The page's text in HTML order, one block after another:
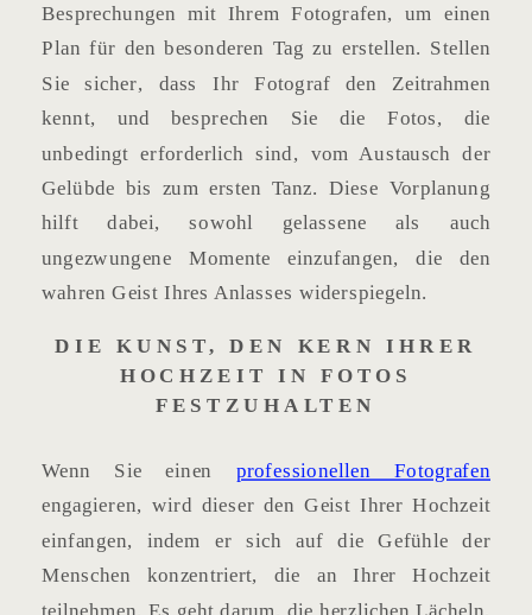
Besprechungen mit Ihrem Fotografen, um einen
Plan für den besonderen Tag zu erstellen. Stellen
Sie sicher, dass Ihr Fotograf den Zeitrahmen
kennt, und besprechen Sie die Fotos, die
unbedingt erforderlich sind, vom Austausch der
Gelübde bis zum ersten Tanz. Diese Vorplanung
hilft dabei, sowohl gelassene als auch
ungezwungene Momente einzufangen, die den
wahren Geist Ihres Anlasses widerspiegeln.
DIE KUNST, DEN KERN IHRER
HOCHZEIT IN FOTOS
FESTZUHALTEN
Wenn Sie einen professionellen Fotografen
engagieren, wird dieser den Geist Ihrer Hochzeit
einfangen, indem er sich auf die Gefühle der
Menschen konzentriert, die an Ihrer Hochzeit
teilnehmen. Es geht darum, die herzlichen Lächeln,